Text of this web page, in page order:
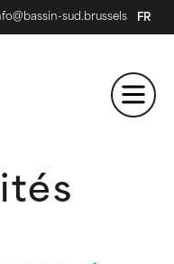
sud.brussels FR